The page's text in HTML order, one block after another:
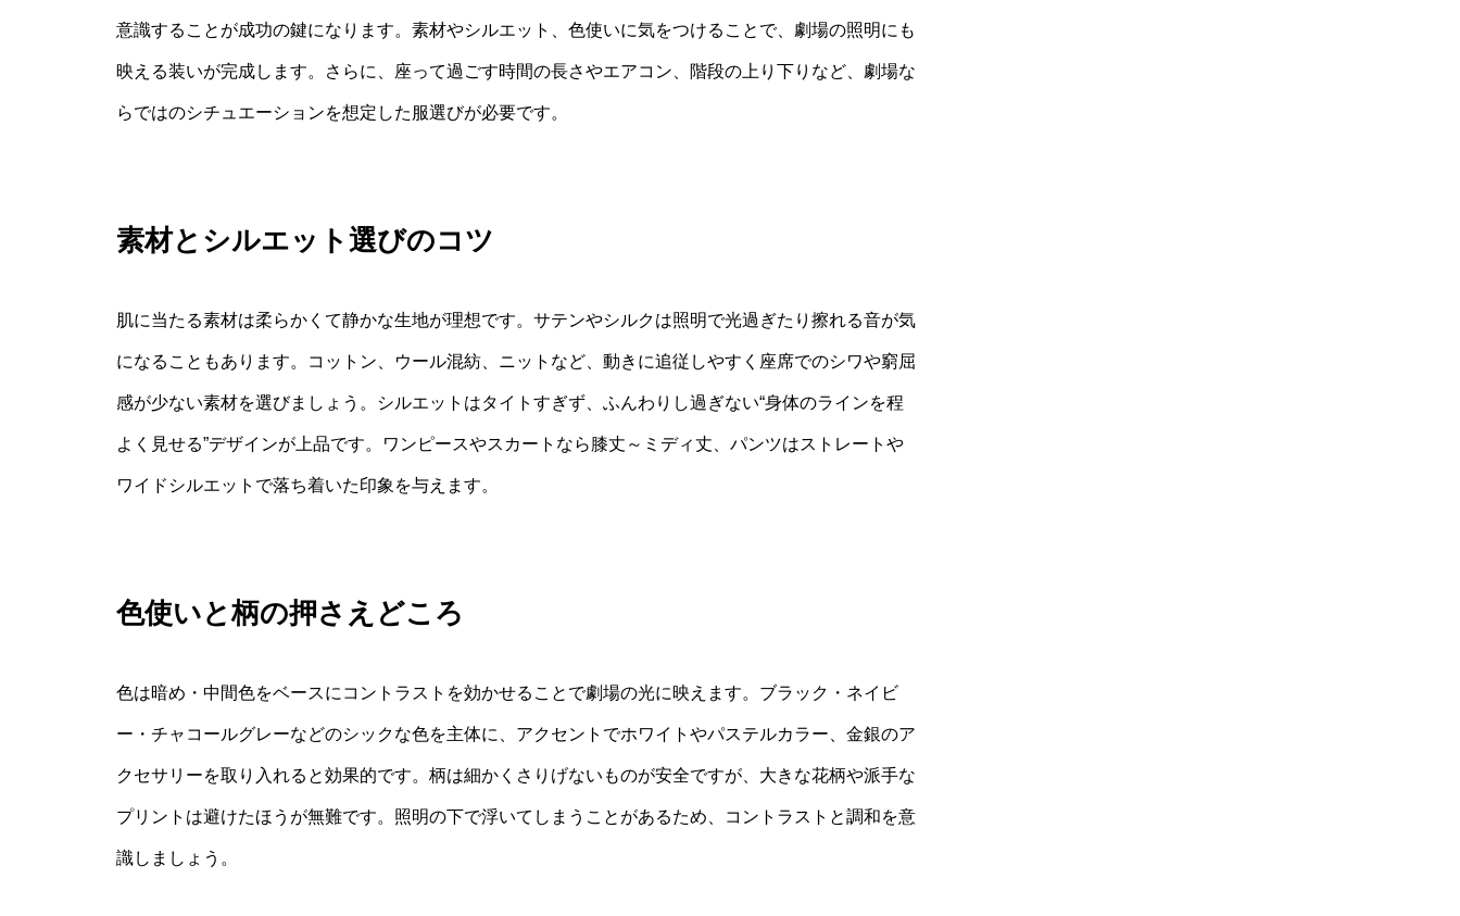
意識することが成功の鍵になります。素材やシルエット、色使いに気をつけることで、劇場の照明にも
映える装いが完成します。さらに、座って過ごす時間の長さやエアコン、階段の上り下りなど、劇場な
らではのシチュエーションを想定した服選びが必要です。
素材とシルエット選びのコツ
肌に当たる素材は柔らかくて静かな生地が理想です。サテンやシルクは照明で光過ぎたり擦れる音が気
になることもあります。コットン、ウール混紡、ニットなど、動きに追従しやすく座席でのシワや窮屈
感が少ない素材を選びましょう。シルエットはタイトすぎず、ふんわりし過ぎない“身体のラインを程
よく見せる”デザインが上品です。ワンピースやスカートなら膝丈～ミディ丈、パンツはストレートや
ワイドシルエットで落ち着いた印象を与えます。
色使いと柄の押さえどころ
色は暗め・中間色をベースにコントラストを効かせることで劇場の光に映えます。ブラック・ネイビ
ー・チャコールグレーなどのシックな色を主体に、アクセントでホワイトやパステルカラー、金銀のア
クセサリーを取り入れると効果的です。柄は細かくさりげないものが安全ですが、大きな花柄や派手な
プリントは避けたほうが無難です。照明の下で浮いてしまうことがあるため、コントラストと調和を意
識しましょう。